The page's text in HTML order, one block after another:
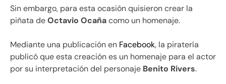
Sin embargo, para esta ocasión quisieron crear la
piñata deOctavio Ocañacomo un homenaje.
Mediante una publicación en Facebook, la piratería
publicó que esta creación es un homenaje para el actor
por su interpretación del personaje Benito Rivers.